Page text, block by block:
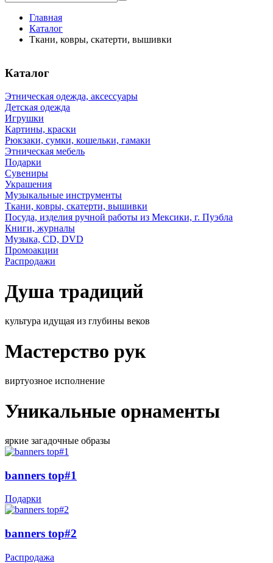
Главная
Каталог
Ткани, ковры, скатерти, вышивки
Каталог
Этническая одежда, аксессуары
Детская одежда
Игрушки
Картины, краски
Рюкзаки, сумки, кошельки, гамаки
Этническая мебель
Подарки
Сувениры
Украшения
Музыкальные инструменты
Ткани, ковры, скатерти, вышивки
Посуда, изделия ручной работы из Мексики, г. Пуэбла
Книги, журналы
Музыка, CD, DVD
Промоакции
Распродажи
Душа традиций
культура идущая из глубины веков
Мастерство рук
виртуозное исполнение
Уникальные орнаменты
яркие загадочные образы
banners top#1
Подарки
banners top#2
Распродажа